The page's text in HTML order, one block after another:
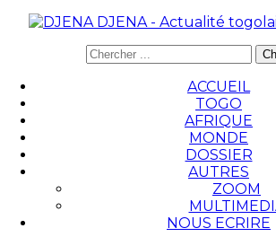
DJENA - Actualité
ACCUEIL
TOGO
AFRIQUE
MONDE
DOSSIER
AUTRES
ZOOM
NOUS ECRIRE